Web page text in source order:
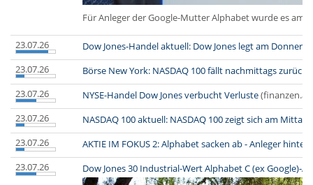
Für Anleger der Google-Mutter Alphabet wurde es am
23.07.26
Dow Jones-Handel aktuell: Dow Jones legt am
23.07.26
Börse New York: NASDAQ 100 fällt nachmittags zurück
23.07.26
NYSE-Handel Dow Jones verbucht Verluste(finanzen.at)
23.07.26
NASDAQ 100 aktuell: NASDAQ 100 zeigt sich am Mittag
23.07.26
AKTIE IM FOKUS 2: Alphabet sacken ab - Anleger
23.07.26
Dow Jones 30 Industrial-Wert Alphabet C (ex Google)-